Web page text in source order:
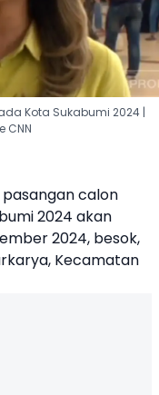
Kota Sukabumi 2024 |
CNN
calon
2024 akan
2024, besok,
Kecamatan